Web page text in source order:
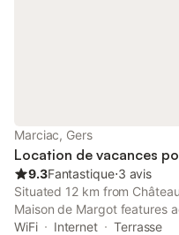
Marciac, Gers
Location de vacances
9.3Fantastique⋅3 avis
Situated 12 km from
Maison de Margot features
free private parking. The
WiFi Internet
Terrasse